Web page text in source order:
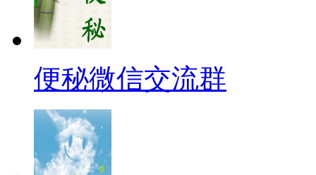
便秘微信交流群